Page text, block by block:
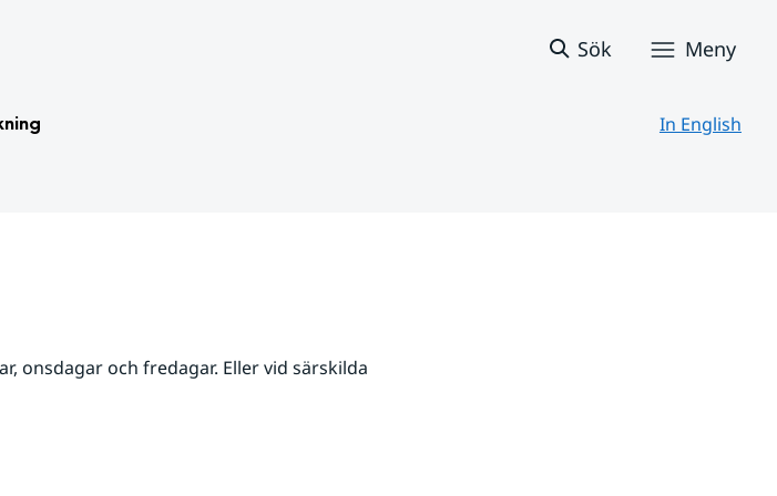
Sök Meny
In English
onsdagar och fredagar. Eller vid särskilda